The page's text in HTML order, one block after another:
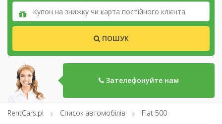
ПОШУК
Зателефонуйте нам
RentCars.pl Список автомобілів Fiat 500